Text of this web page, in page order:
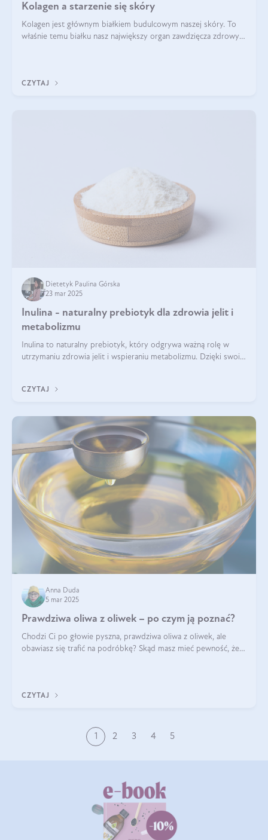
Kolagen a starzenie się skóry
Kolagen jest głównym białkiem budulcowym naszej skóry. To
właśnie temu białku nasz największy organ zawdzięcza zdrowy
CZYTAJ
Dietetyk Paulina Górska
23 mar 2025
Inulina - naturalny prebiotyk dla zdrowia jelit i
metabolizmu
Inulina to naturalny prebiotyk, który odgrywa ważną rolę w
utrzymaniu zdrowia jelit i wspieraniu metabolizmu. Dzięki swoim
CZYTAJ
Anna Duda
5 mar 2025
Prawdziwa oliwa z oliwek – po czym ją poznać?
Chodzi Ci po głowie pyszna, prawdziwa oliwa z oliwek, ale
obawiasz się trafić na podróbkę? Skąd masz mieć pewność, że
CZYTAJ
1 2 3 4 5